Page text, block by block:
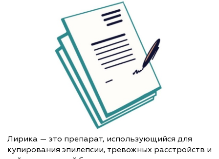
Лирика — это препарат, использующийся для
купирования эпилепсии, тревожных расстройств и